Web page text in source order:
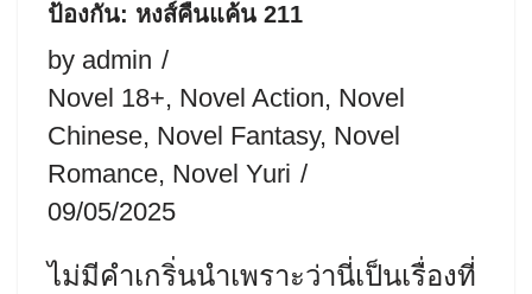
ป้องกัน: หงส์คืนแค้น 211
by admin
Novel 18+, Novel Action, Novel
Chinese, Novel Fantasy, Novel
Romance, Novel Yuri
09/05/2025
ไม่มีคำเกริ่นนำเพราะว่านี่เป็นเรื่องที่